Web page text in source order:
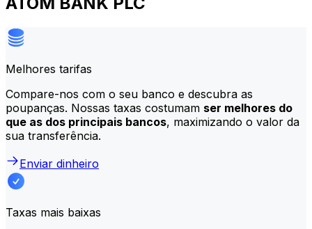
Melhores tarifas
Compare-nos com o seu banco e descubra as
poupanças. Nossas taxas costumam ser melhores do
que as dos principais bancos, maximizando o valor da
sua transferência.
Enviar dinheiro
Taxas mais baixas